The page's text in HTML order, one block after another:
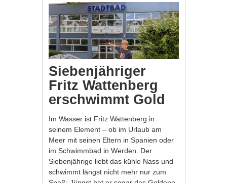
Siebenjähriger
Fritz Wattenberg
erschwimmt Gold
Im Wasser ist Fritz Wattenberg in
seinem Element – ob im Urlaub am
Meer mit seinen Eltern in Spanien oder
im Schwimmbad in Werden. Der
Siebenjährige liebt das kühle Nass und
schwimmt längst nicht mehr nur zum